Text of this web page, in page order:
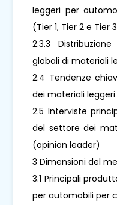
leggeri per
(Tier 1, Tier 2 e Tier
2.3.3
globali di materiali
2.4 Tendenze
dei materiali
2.5 Interviste
del settore dei
(opinion leader)
3 Dimensioni del
3.1 Principali
per automobili per